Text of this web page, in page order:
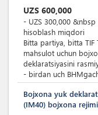
UZS 600,000
- UZS 300,000 &nbsp
hisoblash miqdori
Bitta partiya, bitta
mahsulot uchun
deklaratsiyasini
- birdan uch
Bojxona yuk
(IM40) bojxona